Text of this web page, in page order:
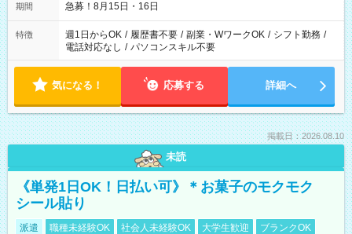
期間 急募！8月15日・16日
特徴 週1日からOK / 履歴書不要 / 副業・WワークOK / シフト勤務 /
電話対応なし / パソコンスキル不要
気になる！ 応募する 詳細へ
掲載日：2026.08.10
未読
《単発1日OK！日払い可》＊お菓子のモクモク
シール貼り
派遣 職種未経験OK 社会人未経験OK 大学生歓迎
ブランクOK